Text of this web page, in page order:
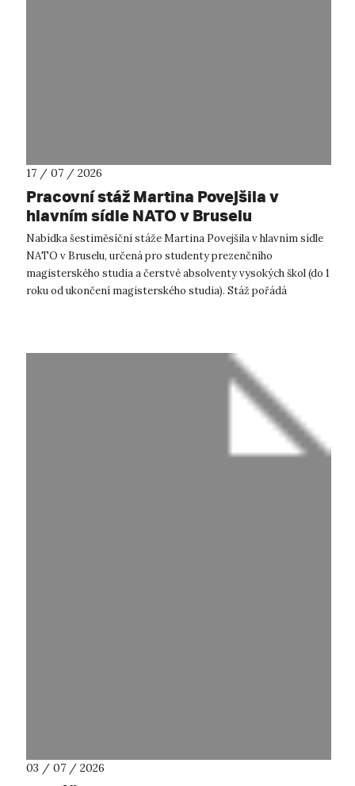
17 / 07 / 2026
Pracovní stáž Martina Povejšila v
hlavním sídle NATO v Bruselu
Nabídka šestiměsíční stáže Martina Povejšila v hlavním sídle
NATO v Bruselu, určená pro studenty prezenčního
magisterského studia a čerstvé absolventy vysokých škol (do 1
roku od ukončení magisterského studia). Stáž pořádá
03 / 07 / 2026